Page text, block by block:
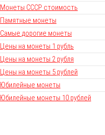
Монеты СССР стоимость
Памятные монеты
Самые дорогие монеты
Цены на монеты 1 рубль
Цены на монеты 2 рубля
Цены на монеты 5 рублей
Юбилейные монеты
Юбилейные монеты 10 рублей